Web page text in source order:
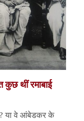
कुछ थीं रमाबाई
या वे आंबेडकर के